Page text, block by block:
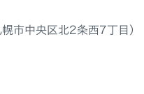
市中央区北2条西7丁目）